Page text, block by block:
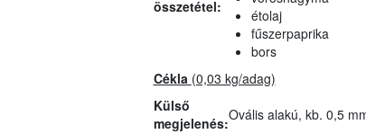
összetétel:
étolaj
fűszerpaprika
bors
Cékla (0,03 kg/adag)
Külső
megjelenés:Ovális alakú, kb. 0,5